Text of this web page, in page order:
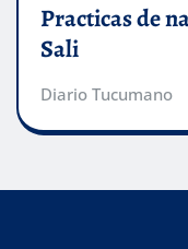
Practicas de
Sali
Diario Tucumano